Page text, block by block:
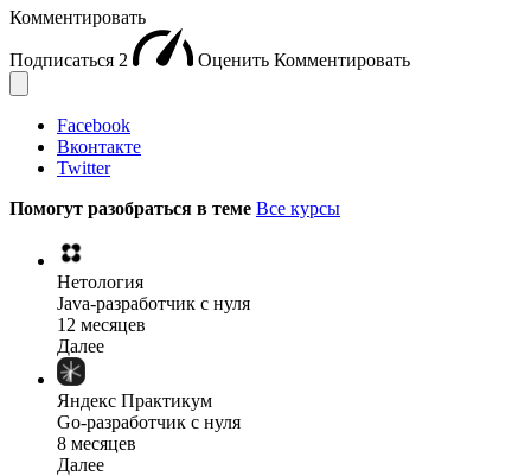
Комментировать
Подписаться 2 Оценить Комментировать
Facebook
Вконтакте
Twitter
Помогут разобраться в теме Все курсы
Нетология
Java-разработчик с нуля
12 месяцев
Далее
Яндекс Практикум
Go-разработчик с нуля
8 месяцев
Далее